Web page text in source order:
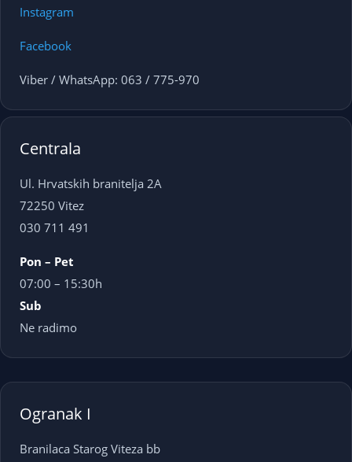
Instagram
Facebook
Viber / WhatsApp: 063 / 775-970
Centrala
Ul. Hrvatskih branitelja 2A
72250 Vitez
030 711 491
Pon – Pet
07:00 – 15:30h
Sub
Ne radimo
Ogranak I
Branilaca Starog Viteza bb